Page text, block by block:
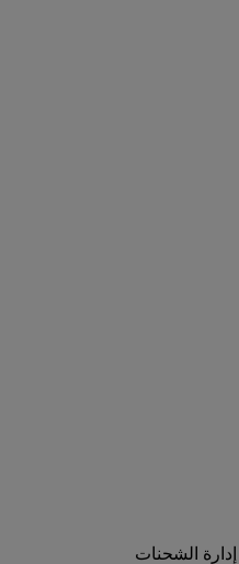
إدارة الشحنات